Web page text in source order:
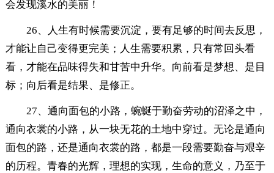
会发现溪水的美丽！
26、人生有时候需要沉淀，要有足够的时间去反思，
才能让自己变得更完美；人生需要积累，只有常回头看
看，才能在品味得失和甘苦中升华。向前看是梦想、是目
标；向后看是结果、是修正。
27、通向面包的小路，蜿蜒于勤奋劳动的沼泽之中，
通向衣裳的小路，从一块无花的土地中穿过。无论是通向
面包的路，还是通向衣裳的路，都是一段需要勤奋与艰辛
的历程。青春的光辉，理想的实现，生命的意义，乃至于